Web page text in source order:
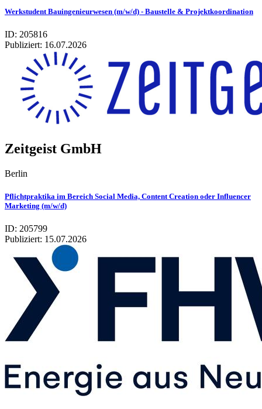
Werkstudent Bauingenieurwesen (m/w/d) - Baustelle & Projektkoordination
ID: 205816
Publiziert: 16.07.2026
Zeitgeist GmbH
Berlin
Pflichtpraktika im Bereich Social Media, Content Creation oder Influencer
Marketing (m/w/d)
ID: 205799
Publiziert: 15.07.2026